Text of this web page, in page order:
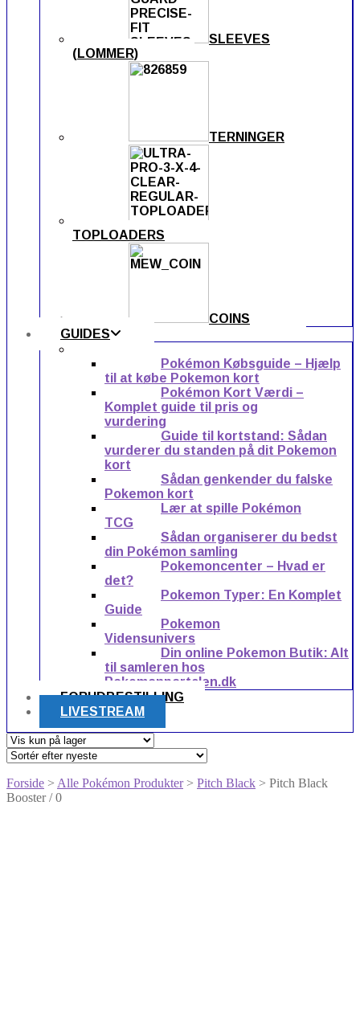
SLEEVES
(LOMMER)
TERNINGER
TOPLOADERS
COINS
GUIDES
Pokémon Købsguide – Hjælp
til at købe Pokemon kort
Pokémon Kort Værdi –
Komplet guide til pris og
vurdering
Guide til kortstand: Sådan
vurderer du standen på dit Pokemon
kort
Sådan genkender du falske
Pokemon kort
Lær at spille Pokémon
TCG
Sådan organiserer du bedst
din Pokémon samling
Pokemoncenter – Hvad er
det?
Pokemon Typer: En Komplet
Guide
Pokemon
Vidensunivers
Din online Pokemon Butik: Alt
til samleren hos
Pokemonportalen.dk
FORUDBESTILLING
LIVESTREAM
Forside > Alle Pokémon Produkter> Pitch Black > Pitch Black
Booster / 0